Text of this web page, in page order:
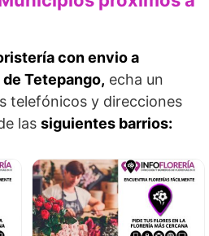
con envio a
Tetepango, echa un
telefónicos y direcciones
las siguientes barrios: